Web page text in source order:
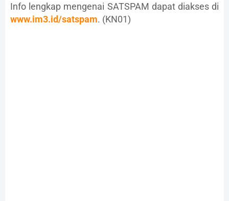
Info lengkap mengenai SATSPAM dapat diakses di
www.im3.id/satspam. (KN01)